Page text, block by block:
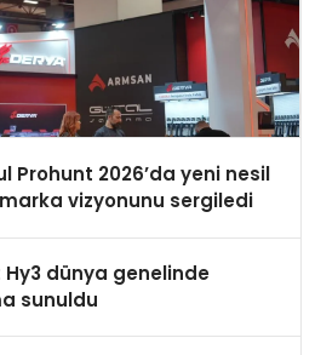
Prohunt 2026’da yeni nesil
vizyonunu sergiledi
dünya genelinde
sunuldu